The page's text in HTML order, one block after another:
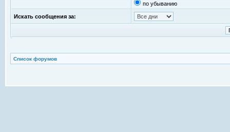
по убыванию
Искать сообщения за:
Список форумов